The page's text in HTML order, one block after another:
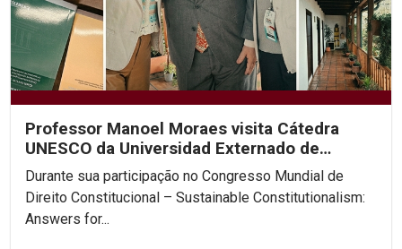
Professor Manoel Moraes visita Cátedra
UNESCO da Universidad Externado de
Colombia
Durante sua participação no Congresso Mundial de
Direito Constitucional – Sustainable Constitutionalism:
Answers for...